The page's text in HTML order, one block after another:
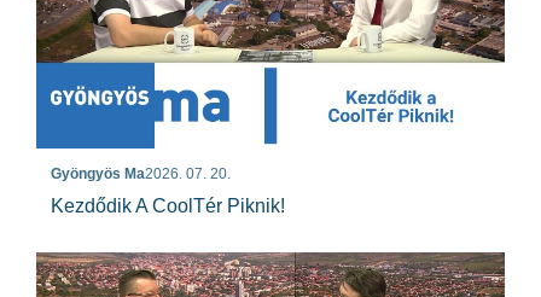
Gyöngyös Ma2026. 07. 20.
Kezdődik A CoolTér Piknik!